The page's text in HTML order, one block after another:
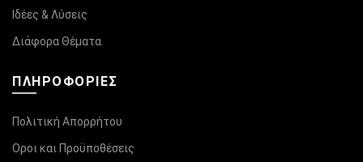
Ιδέες & Λύσεις
Διάφορα Θέματα
ΠΛΗΡΟΦΟΡΊΕΣ
Πολιτική Απορρήτου
Οροι και Προϋποθέσεις